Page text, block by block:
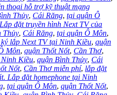
thoại hỗ trợ kỹ thuật mạng
Thủy, Cái Răng, tại quận Ô
đặt truyền hình Next TV của
Thủy, Cái Răng, tại quận Ô Môn,
lắp Next TV tại Ninh Kiều, quận
Môn, quận Thốt Nốt, Cần Thơ,
Kiều, quận Bình Thủy, Cái
Nốt, Cần Thơ miễn phí, lắp đặt
Lắp đặt homephone tại Ninh
, tại quận Ô Môn, quận Thốt Nốt,